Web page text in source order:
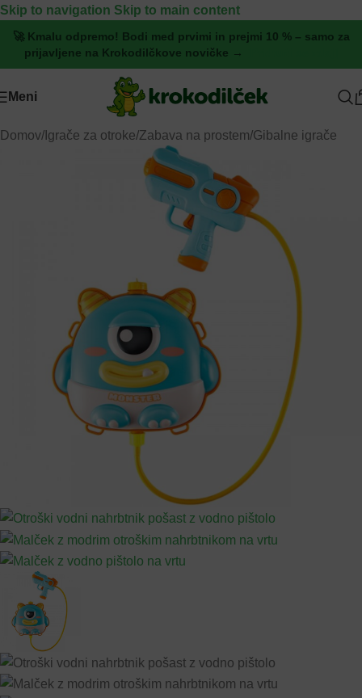
Skip to navigation Skip to main content
🚀 Kmalu odpremo! Bodi med prvimi in prejmi 10 % – samo za
prijavljene na Krokodilčkove novičke →
Meni
Domov/ Igrače za otroke/Zabava na prostem/Gibalne igrače